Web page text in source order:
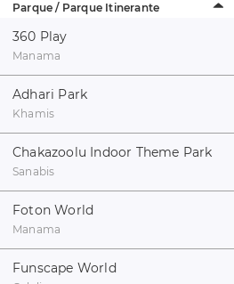
Parque / Parque Itinerante
360 Play
Manama
Adhari Park
Khamis
Chakazoolu Indoor Theme Park
Sanabis
Foton World
Manama
Funscape World